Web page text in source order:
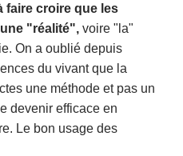
faire croire que les
"réalité", voire "la"
On a oublié depuis
du vivant que la
une méthode et pas un
devenir efficace en
Le bon usage des